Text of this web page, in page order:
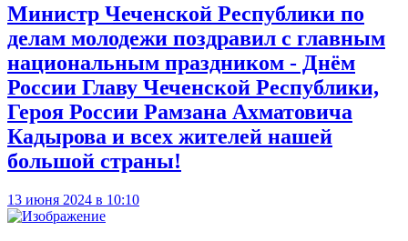
Министр Чеченской Республики по
делам молодежи поздравил с главным
национальным праздником - Днём
России Главу Чеченской Республики,
Героя России Рамзана Ахматовича
Кадырова и всех жителей нашей
большой страны!
13 июня 2024 в 10:10